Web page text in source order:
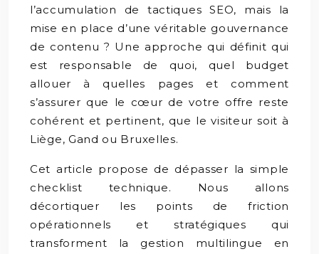
l’accumulation de tactiques SEO, mais la
mise en place d’une véritable gouvernance
de contenu ? Une approche qui définit qui
est responsable de quoi, quel budget
allouer à quelles pages et comment
s’assurer que le cœur de votre offre reste
cohérent et pertinent, que le visiteur soit à
Liège, Gand ou Bruxelles.
Cet article propose de dépasser la simple
checklist technique. Nous allons
décortiquer les points de friction
opérationnels et stratégiques qui
transforment la gestion multilingue en